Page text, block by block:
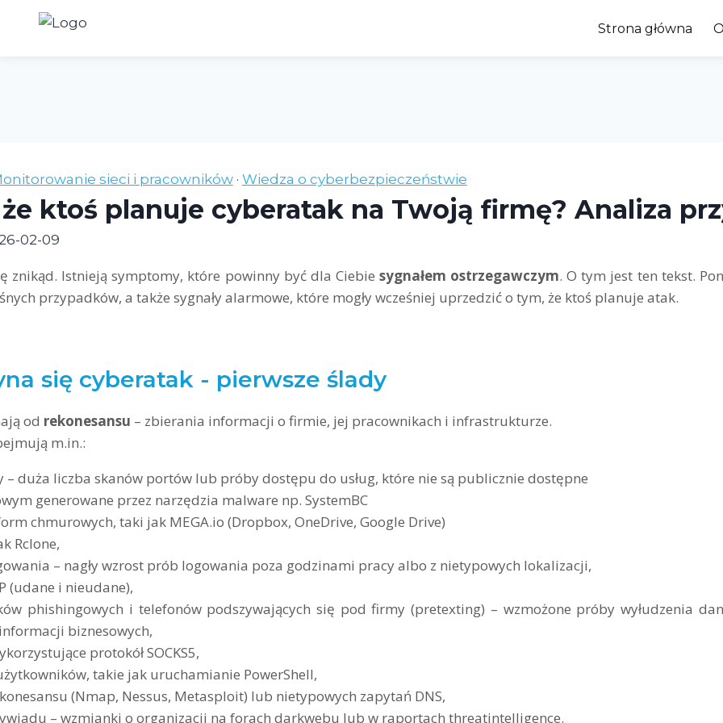
Strona główna
sieci i pracowników· Wiedza o cyberbezpieczeństwie
że ktoś planuje cyberatak na Twoją firmę? Analiza
02-09
znikąd. Istnieją symptomy, które powinny być dla Ciebiesygnałem ostrzegawczym. O tym jest ten tekst.
przypadków, a także sygnały alarmowe, które mogły wcześniej uprzedzić o tym, że ktoś planuje atak.
się cyberatak - pierwsze ślady
od rekonesansu – zbierania informacji o firmie, jej pracownikach i infrastrukturze.
m.in.:
– duża liczba skanów portów lub próby dostępu do usług, które nie są publicznie dostępne
generowane przez narzędzia malware np. SystemBC
chmurowych, taki jak MEGA.io (Dropbox, OneDrive, Google Drive)
Rclone,
– nagły wzrost prób logowania poza godzinami pracy albo z nietypowych lokalizacji,
(udane i nieudane),
phishingowych i telefonów podszywających się pod firmy (pretexting) – wzmożone próby wyłudzenia
biznesowych,
protokół SOCKS5,
takie jak uruchamianie PowerShell,
(Nmap, Nessus, Metasploit) lub nietypowych zapytań DNS,
– wzmianki o organizacji na forach darkwebu lub w raportach threatintelligence.